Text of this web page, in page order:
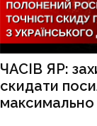
ЧАСІВ ЯР:
скидати
максимально